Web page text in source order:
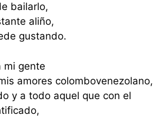
bailarlo,
aliño,
gustando.
mi gente
amores colombovenezolano,
y a todo aquel que con el